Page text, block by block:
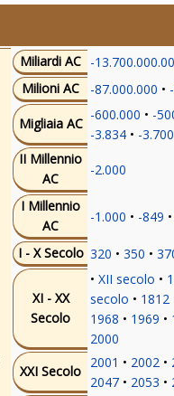
Miliardi AC -
Milioni AC
-87.000.000
Migliaia AC
-600.000 -
-3.834
-3.700
II Millennio
AC
-2.000
I Millennio
AC
-1.000 -849
I - X Secolo 320 350
XI - XX
Secolo
XII secolo
secolo
1812
1968
1969
2000
XXI Secolo
2001 2002
2047
2053